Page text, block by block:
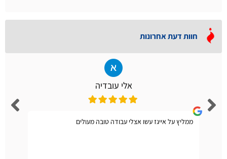
חוות דעת אחרונות
אלי עובדיה
ממליץ על אייגז עשו אצלי עבודה טובה מעולים